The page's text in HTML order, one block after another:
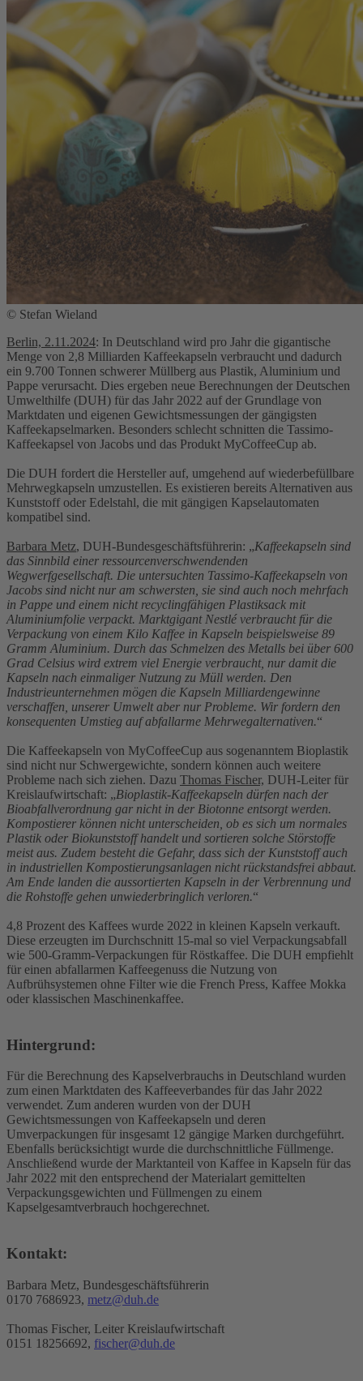
© Stefan Wieland
Berlin, 2.11.2024: In Deutschland wird pro Jahr die gigantische
Menge von 2,8 Milliarden Kaffeekapseln verbraucht und dadurch
ein 9.700 Tonnen schwerer Müllberg aus Plastik, Aluminium und
Pappe verursacht. Dies ergeben neue Berechnungen der Deutschen
Umwelthilfe (DUH) für das Jahr 2022 auf der Grundlage von
Marktdaten und eigenen Gewichtsmessungen der gängigsten
Kaffeekapselmarken. Besonders schlecht schnitten die Tassimo-
Kaffeekapsel von Jacobs und das Produkt MyCoffeeCup ab.
Die DUH fordert die Hersteller auf, umgehend auf wiederbefüllbare
Mehrwegkapseln umzustellen. Es existieren bereits Alternativen aus
Kunststoff oder Edelstahl, die mit gängigen Kapselautomaten
kompatibel sind.
Barbara Metz, DUH-Bundesgeschäftsführerin: „Kaffeekapseln sind
das Sinnbild einer ressourcenverschwendenden
Wegwerfgesellschaft. Die untersuchten Tassimo-Kaffeekapseln von
Jacobs sind nicht nur am schwersten, sie sind auch noch mehrfach
in Pappe und einem nicht recyclingfähigen Plastiksack mit
Aluminiumfolie verpackt. Marktgigant Nestlé verbraucht für die
Verpackung von einem Kilo Kaffee in Kapseln beispielsweise 89
Gramm Aluminium. Durch das Schmelzen des Metalls bei über 600
Grad Celsius wird extrem viel Energie verbraucht, nur damit die
Kapseln nach einmaliger Nutzung zu Müll werden. Den
Industrieunternehmen mögen die Kapseln Milliardengewinne
verschaffen, unserer Umwelt aber nur Probleme. Wir fordern den
konsequenten Umstieg auf abfallarme Mehrwegalternativen.“
Die Kaffeekapseln von MyCoffeeCup aus sogenanntem Bioplastik
sind nicht nur Schwergewichte, sondern können auch weitere
Probleme nach sich ziehen. Dazu Thomas Fischer, DUH-Leiter für
Kreislaufwirtschaft: „Bioplastik-Kaffeekapseln dürfen nach der
Bioabfallverordnung gar nicht in der Biotonne entsorgt werden.
Kompostierer können nicht unterscheiden, ob es sich um normales
Plastik oder Biokunststoff handelt und sortieren solche Störstoffe
meist aus. Zudem besteht die Gefahr, dass sich der Kunststoff auch
in industriellen Kompostierungsanlagen nicht rückstandsfrei abbaut.
Am Ende landen die aussortierten Kapseln in der Verbrennung und
die Rohstoffe gehen unwiederbringlich verloren.“
4,8 Prozent des Kaffees wurde 2022 in kleinen Kapseln verkauft.
Diese erzeugten im Durchschnitt 15-mal so viel Verpackungsabfall
wie 500-Gramm-Verpackungen für Röstkaffee. Die DUH empfiehlt
für einen abfallarmen Kaffeegenuss die Nutzung von
Aufbrühsystemen ohne Filter wie die French Press, Kaffee Mokka
oder klassischen Maschinenkaffee.
Hintergrund:
Für die Berechnung des Kapselverbrauchs in Deutschland wurden
zum einen Marktdaten des Kaffeeverbandes für das Jahr 2022
verwendet. Zum anderen wurden von der DUH
Gewichtsmessungen von Kaffeekapseln und deren
Umverpackungen für insgesamt 12 gängige Marken durchgeführt.
Ebenfalls berücksichtigt wurde die durchschnittliche Füllmenge.
Anschließend wurde der Marktanteil von Kaffee in Kapseln für das
Jahr 2022 mit den entsprechend der Materialart gemittelten
Verpackungsgewichten und Füllmengen zu einem
Kapselgesamtverbrauch hochgerechnet.
Kontakt:
Barbara Metz, Bundesgeschäftsführerin
0170 7686923, metz@duh.de
Thomas Fischer, Leiter Kreislaufwirtschaft
0151 18256692, fischer@duh.de